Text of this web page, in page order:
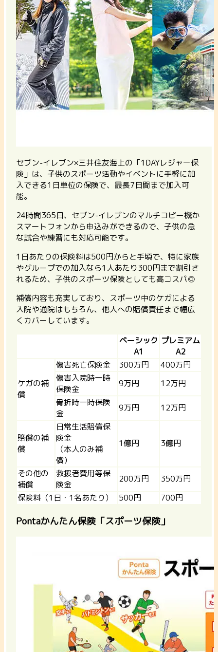
セブン-イレブン×三井住友海上の「1DAYレジャー保
険」は、子供のスポーツ活動やイベントに手軽に加
入できる1日単位の保険で、最長7日間まで加入可
能。
24時間365日、セブン-イレブンのマルチコピー機か
スマートフォンから申込みができるので、子供の急
な試合や練習にも対応可能です。
1日あたりの保険料は500円からと手頃で、特に家族
やグループでの加入なら1人あたり300円まで割引さ
れるため、子供のスポーツ保険としても高コスパ◎
補償内容も充実しており、スポーツ中のケガによる
入院や通院はもちろん、他人への賠償責任まで幅広
くカバーしています。
ベーシック
A1
プレミアム
A2
ケガの補
償
傷害死亡保険金 300万円
400万円
傷害入院時一時
保険金
9万円
12万円
骨折時一時保険
金
9万円 12万円
賠償の補
償
日常生活賠償保
険金
（本人のみ補
償）
1億円 3億円
その他の
補償
救援者費用等保
険金
200万円
350万円
保険料（1日・1名あたり）
500円 700円
Pontaかんたん保険「スポーツ保険」